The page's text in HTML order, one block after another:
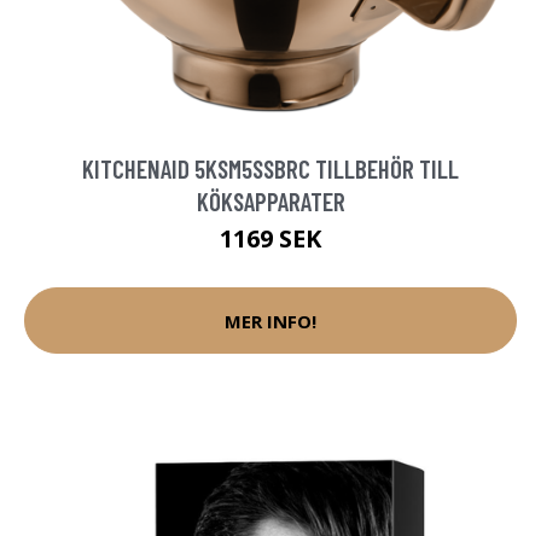
KITCHENAID 5KSM5SSBRC TILLBEHÖR TILL
KÖKSAPPARATER
1169 SEK
MER INFO!